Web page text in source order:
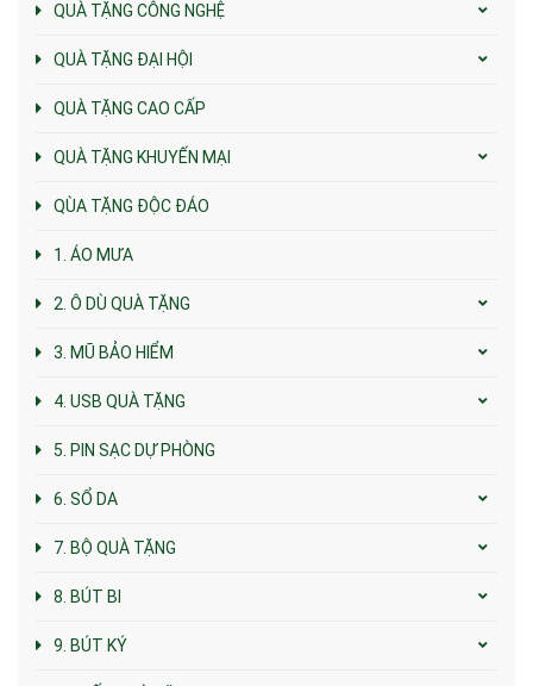
QUÀ TẶNG CÔNG NGHỆ
QUÀ TẶNG ĐẠI HỘI
QUÀ TẶNG CAO CẤP
QUÀ TẶNG KHUYẾN MẠI
QÙA TẶNG ĐỘC ĐÁO
1. ÁO MƯA
2. Ô DÙ QUÀ TẶNG
3. MŨ BẢO HIỂM
4. USB QUÀ TẶNG
5. PIN SẠC DỰ PHÒNG
6. SỔ DA
7. BỘ QUÀ TẶNG
8. BÚT BI
9. BÚT KÝ